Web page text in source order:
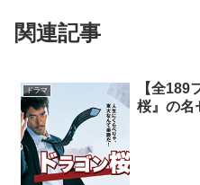
関連記事
ドラマ
【全189
桜』の名